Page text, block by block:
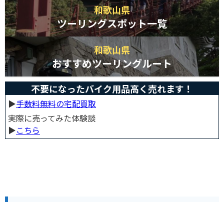
和歌山県
ツーリングスポット一覧
和歌山県
おすすめツーリングルート
不要になったバイク用品高く売れます！
▶︎手数料無料の宅配買取
実際に売ってみた体験談
▶︎こちら